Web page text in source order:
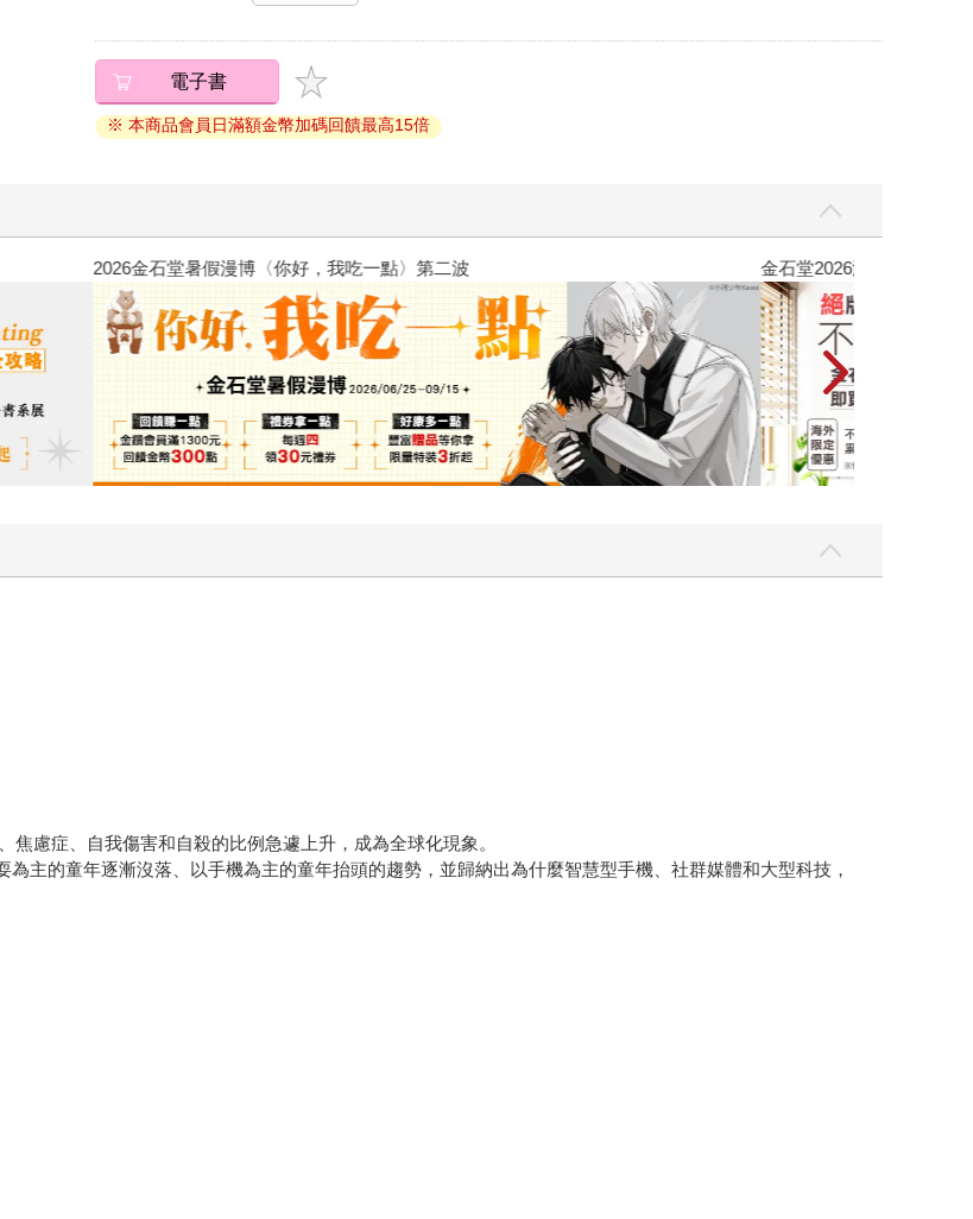
電子書
※ 本商品會員日滿額金幣加碼回饋最高15倍
2026金石堂暑假漫博〈你好，我吃一點〉第二波 金石堂2026海
慮症、自我傷害和自殺的比例急遽上升，成為全球化現象。
的童年逐漸沒落、以手機為主的童年抬頭的趨勢，並歸納出為什麼智慧型手機、社群媒體和大型科技，